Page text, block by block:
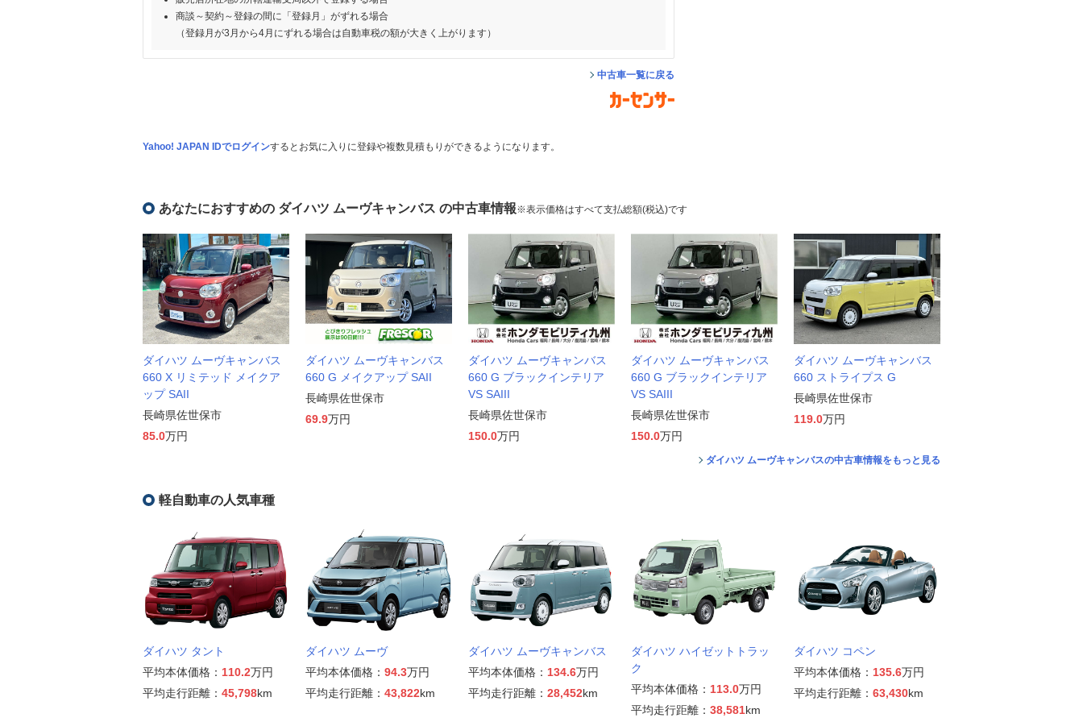
商談～契約～登録の間に「登録月」がずれる場合
（登録月が3月から4月にずれる場合は自動車税の額が大きく上がります）
中古車一覧に戻る
Yahoo! JAPAN IDでログインするとお気に入りに登録や複数見積もりができるようになります。
あなたにおすすめの ダイハツ ムーヴキャンバス の中古車情報※表示価格はすべて支払総額(税込)です
ダイハツ ムーヴキャンバス
660 X リミテッド メイクア
ップ SAII
長崎県佐世保市
85.0万円
ダイハツ ムーヴキャンバス
660 G メイクアップ SAII
長崎県佐世保市
69.9万円
ダイハツ ムーヴキャンバス
660 G ブラックインテリア
VS SAIII
長崎県佐世保市
150.0万円
ダイハツ ムーヴキャンバス
660 G ブラックインテリア
VS SAIII
長崎県佐世保市
150.0万円
ダイハツ ムーヴキャンバス
660 ストライプス G
長崎県佐世保市
119.0万円
ダイハツ ムーヴキャンバスの中古車情報をもっと見る
軽自動車の人気車種
ダイハツ タント
平均本体価格： 110.2万円
平均走行距離： 45,798km
ダイハツ ムーヴ
平均本体価格： 94.3万円
平均走行距離： 43,822km
ダイハツ ムーヴキャンバス
平均本体価格： 134.6万円
平均走行距離： 28,452km
ダイハツ ハイゼットトラッ
ク
平均本体価格： 113.0万円
平均走行距離： 38,581km
ダイハツ コペン
平均本体価格： 135.6万円
平均走行距離： 63,430km